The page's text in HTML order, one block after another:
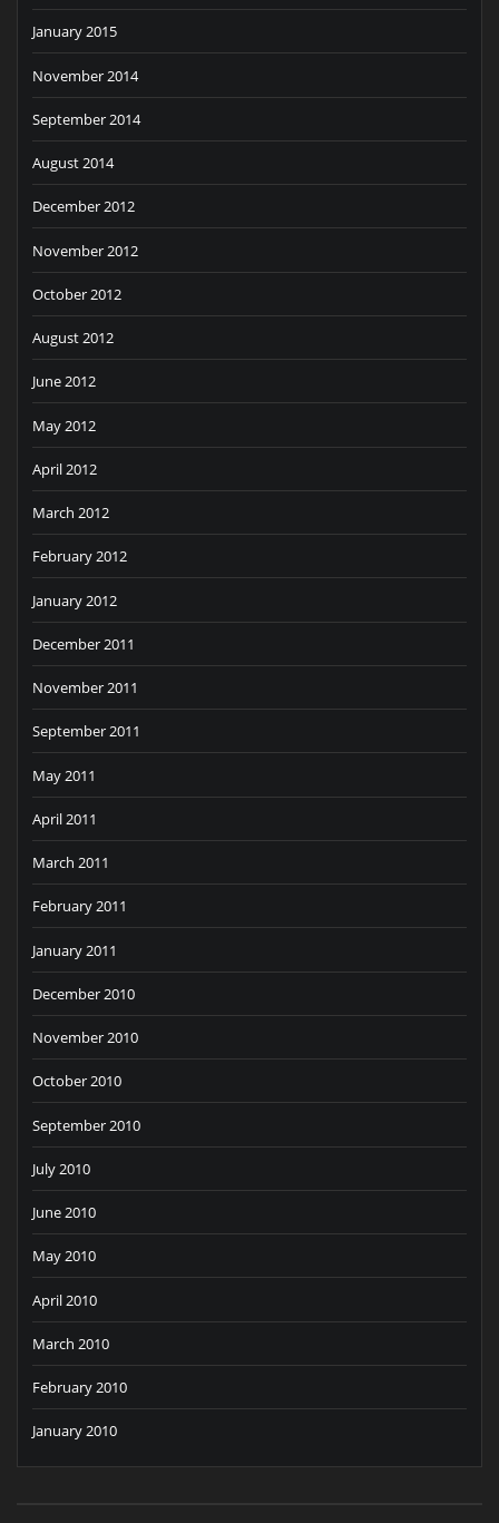
January 2015
November 2014
September 2014
August 2014
December 2012
November 2012
October 2012
August 2012
June 2012
May 2012
April 2012
March 2012
February 2012
January 2012
December 2011
November 2011
September 2011
May 2011
April 2011
March 2011
February 2011
January 2011
December 2010
November 2010
October 2010
September 2010
July 2010
June 2010
May 2010
April 2010
March 2010
February 2010
January 2010